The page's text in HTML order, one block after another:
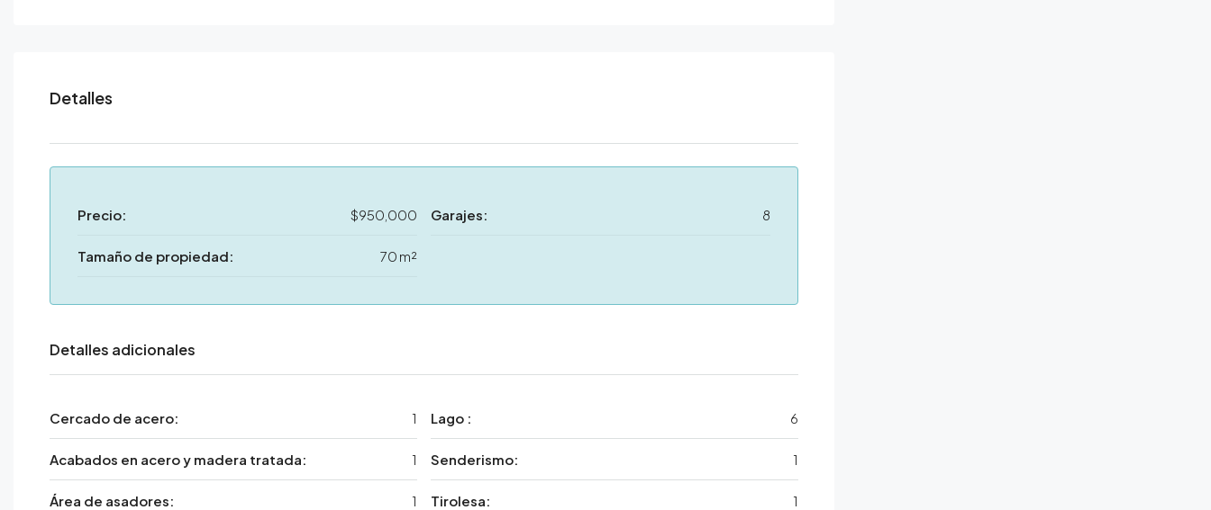
Detalles
Precio: $950,000
Tamaño de propiedad: 70 m²
Garajes: 8
Detalles adicionales
Cercado de acero: 1
Acabados en acero y madera tratada: 1
Área de asadores: 1
Lago : 6
Senderismo: 1
Tirolesa: 1